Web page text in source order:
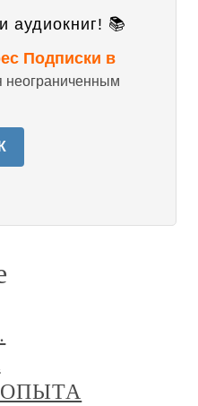
аудиокниг! 📚
Подписки в
неограниченным